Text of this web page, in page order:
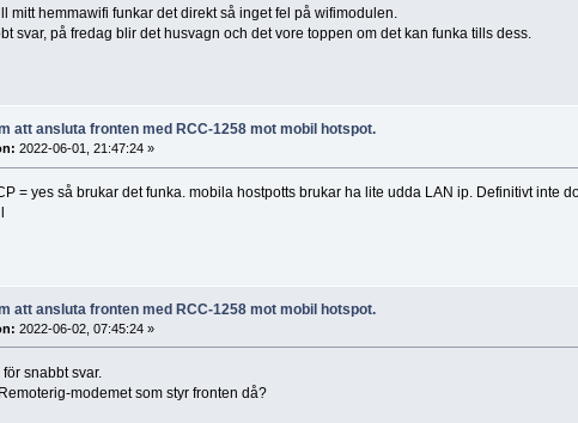
mitt hemmawifi funkar det direkt så inget fel på wifimodulen.
svar, på fredag blir det husvagn och det vore toppen om det kan funka tills dess.
att ansluta fronten med RCC-1258 mot mobil hotspot.
2022-06-01, 21:47:24 »
= yes så brukar det funka. mobila hostpotts brukar ha lite udda LAN ip. Definitivt inte
att ansluta fronten med RCC-1258 mot mobil hotspot.
2022-06-02, 07:45:24 »
snabbt svar.
modemet som styr fronten då?